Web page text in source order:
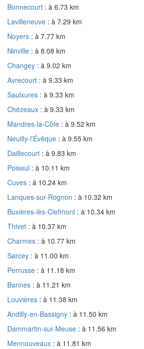
Bonnecourt : à 6.73 km
Lavilleneuve : à 7.29 km
Noyers : à 7.77 km
Ninville : à 8.08 km
Changey : à 9.02 km
Avrecourt : à 9.33 km
Saulxures : à 9.33 km
Chézeaux : à 9.33 km
Mandres-la-Côte : à 9.52 km
Neuilly-l'Évêque : à 9.55 km
Daillecourt : à 9.83 km
Poiseul : à 10.11 km
Cuves : à 10.24 km
Lanques-sur-Rognon : à 10.32 km
Buxières-lès-Clefmont : à 10.34 km
Thivet : à 10.37 km
Charmes : à 10.77 km
Sarcey : à 11.00 km
Perrusse : à 11.18 km
Bannes : à 11.21 km
Louvières : à 11.38 km
Andilly-en-Bassigny : à 11.50 km
Dammartin-sur-Meuse : à 11.56 km
Mennouveaux : à 11.81 km